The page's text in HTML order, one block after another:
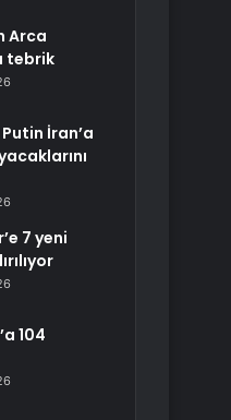
Arca
tebrik
İran’a
7 yeni
104